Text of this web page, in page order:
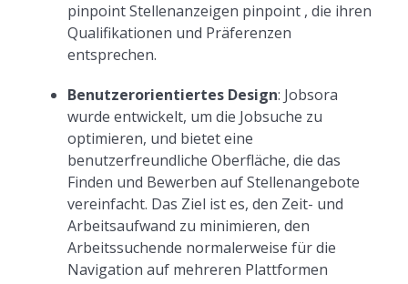
pinpoint Stellenanzeigen pinpoint , die ihren
Qualifikationen und Präferenzen
entsprechen.
Benutzerorientiertes Design: Jobsora
wurde entwickelt, um die Jobsuche zu
optimieren, und bietet eine
benutzerfreundliche Oberfläche, die das
Finden und Bewerben auf Stellenangebote
vereinfacht. Das Ziel ist es, den Zeit- und
Arbeitsaufwand zu minimieren, den
Arbeitssuchende normalerweise für die
Navigation auf mehreren Plattformen